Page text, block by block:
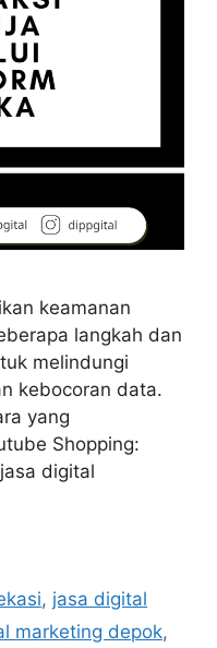
keamanan
langkah dan
melindungi
kebocoran data.
yang
Shopping:
digital
, jasa digital
marketing depok,